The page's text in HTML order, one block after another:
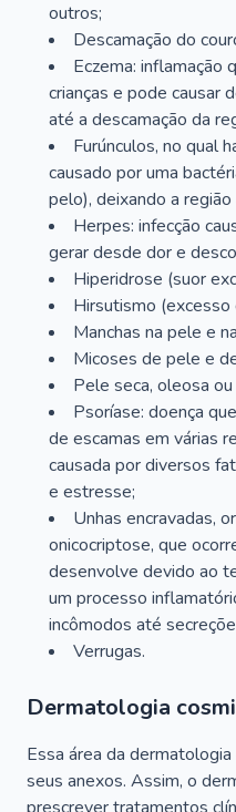
outros;
Descamação do
Eczema: inflamação
crianças e pode causar
até a descamação da
Furúnculos, no qual
causado por uma
pelo), deixando a
Herpes: infecção
gerar desde dor e
Hiperidrose (suor
Hirsutismo (excesso
Manchas na pele e
Micoses de pele e
Pele seca, oleosa
Psoríase: doença
de escamas em várias
causada por diversos
e estresse;
Unhas encravadas,
onicocriptose, que
desenvolve devido ao
um processo
incômodos até
Verrugas.
Dermatologia
Essa área da
seus anexos. Assim, o